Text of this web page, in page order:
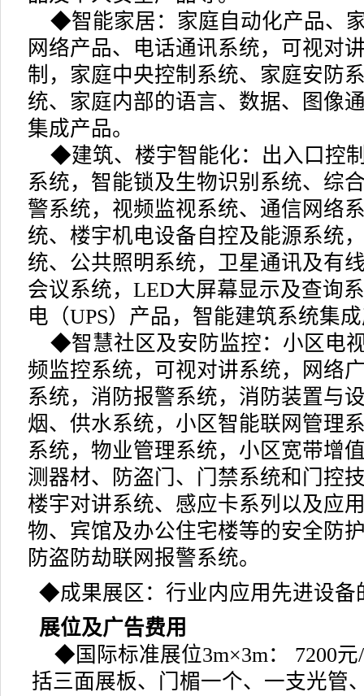
◆智能家居： 家庭自动化产品、
网络产品、电话通讯系统，可视对
制，家庭中央控制系统、家庭安防
统、家庭内部的语言、数据、图像
集成产品。
◆建筑、楼宇智能化：出入口控
系统，智能锁及生物识别系统、综
警系统，视频监视系统、通信网络
统、楼宇机电设备自控及能源系统
统、公共照明系统，卫星通讯及有
会议系统，LED大屏幕显示及查询
电（UPS）产品，智能建筑系统集
◆智慧社区及安防监控：小区电
频监控系统，可视对讲系统，网络
系统，消防报警系统，消防装置与
烟、供水系统，小区智能联网管理
系统，物业管理系统，小区宽带增
测器材、防盗门、门禁系统和门控
楼宇对讲系统、感应卡系列以及应
物、宾馆及办公住宅楼等的安全防
防盗防劫联网报警系统。
◆成果展区：行业内应用先进设备
展位及广告费用
◆国际标准展位3m×3m： 7200
括三面展板、门楣一个、一支光管